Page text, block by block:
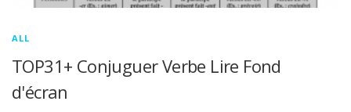
ALL
TOP31+ Conjuguer Verbe Lire Fond
d'écran